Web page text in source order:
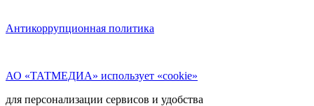
Антикоррупционная политика
АО «ТАТМЕДИА» использует «cookie»
для персонализации сервисов и удобства